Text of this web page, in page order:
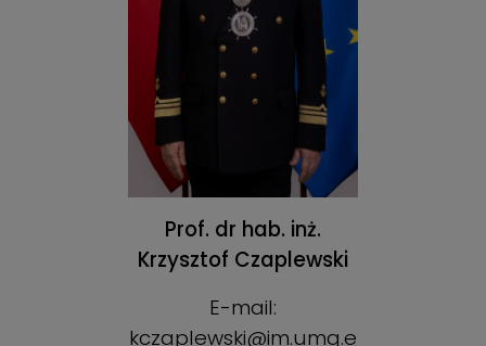
Prof. dr hab. inż.
Krzysztof Czaplewski
E-mail:
kczaplewski@im.umg.e